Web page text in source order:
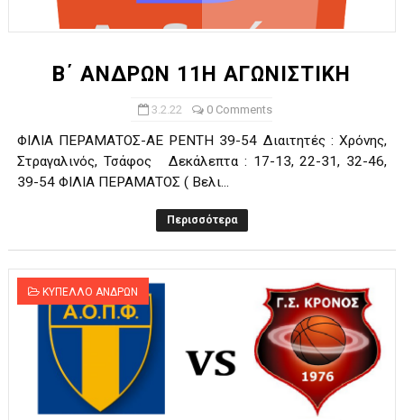
ΧΡΟΝΙΑ ΠΟΛΛΑ ΣΤΟ ΕΛΛΗΝΙΚΟ ΜΠΑΣΚΕΤ : 39Η ΕΠΕΤΕΙΟΣ ΑΠΟ
Ο δρόμος για τον 29ο τελικό κυπέλλου ανδρών ΕΣΚΑΝΑ
U21: Τεράστια πρόκριση για τον Πανελευσινιακό στον
Γ΄ανδρών play offs : "Σκληρό" καρύδι η Φιλία Περάματος
Play off B εφήβων Β φάση Στο f4 ΑΕ Ρέντη, Πέρα , Ερμής
Β΄ ΑΝΔΡΩΝ 11Η ΑΓΩΝΙΣΤΙΚΗ
3.2.22 0 Comments
ΦΙΛΙΑ ΠΕΡΑΜΑΤΟΣ-ΑΕ ΡΕΝΤΗ 39-54 Διαιτητές : Χρόνης,
Στραγαλινός, Τσάφος Δεκάλεπτα : 17-13, 22-31, 32-46,
39-54 ΦΙΛΙΑ ΠΕΡΑΜΑΤΟΣ ( Βελι...
Περισσότερα
ΚΥΠΕΛΛΟ ΑΝΔΡΩΝ